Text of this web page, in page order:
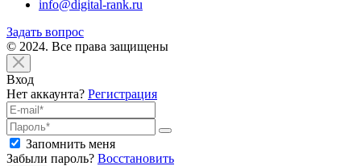
info@digital-rank.ru
Задать вопрос
© 2024. Все права защищены
Вход
Нет аккаунта? Регистрация
Запомнить меня
Забыли пароль? Восстановить